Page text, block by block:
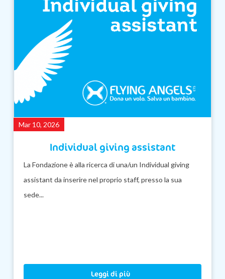
Individual giving assistant
Mar 10, 2026
La Fondazione è alla ricerca di una/un Individual giving
assistant da inserire nel proprio staff, presso la sua
sede...
Leggi di più